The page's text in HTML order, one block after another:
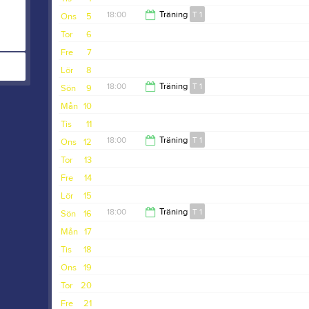
5
Ons 18:00 Träning T 1
6
Tor
7
Fre
8
Lör
9
Sön 18:00 Träning T 1
10
Mån
11
Tis
12
Ons 18:00 Träning T 1
13
Tor
14
Fre
15
Lör
16
Sön 18:00 Träning T 1
17
Mån
18
Tis
19
Ons
20
Tor
21
Fre